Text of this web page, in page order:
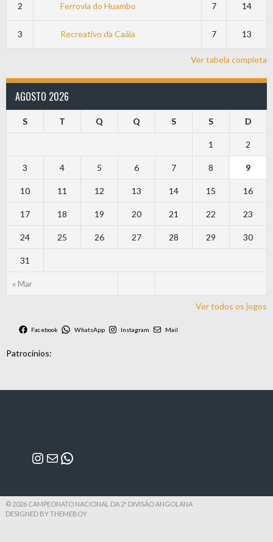
2 Ferrovia do Huambo 7 14
3 Recreativo da Caála 7 13
Ver tabela completa
AGOSTO 2026
S T Q Q S S D
« Mar
1 2
3 4 5 6 7 8 9
10 11 12 13 14 15 16
17 18 19 20 21 22 23
24 25 26 27 28 29 30
31
Ver todos os jogos
Facebook WhatsApp Instagram Mail
Patrocínios:
Instagram
MailWhatsApp
© 2026 CAMPEONATO NACIONAL DA 2ª DIVISÃO ANGOLANA
DESIGNED BY THEMEBOY